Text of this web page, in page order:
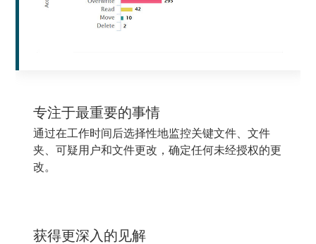
专注于最重要的事情
通过在工作时间后选择性地监控关键文件、文件
夹、可疑用户和文件更改，确定任何未经授权的更
改。
获得更深入的见解